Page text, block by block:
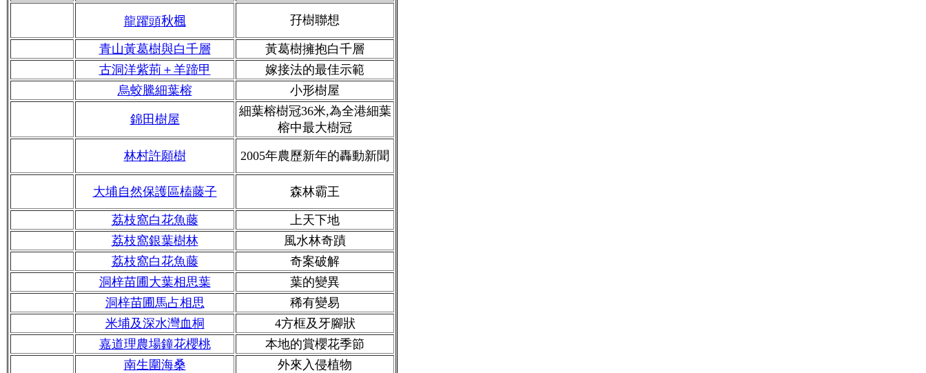
龍躍頭秋楓 孖樹聯想
青山黃葛樹與白千層
黃葛樹擁抱白千層
古洞洋紫荊＋羊蹄甲
嫁接法的最佳示範
烏蛟騰細葉榕
小形樹屋
錦田樹屋
細葉榕樹冠36米,為全港細葉
榕中最大樹冠
林村許願樹 2005年農歷新年的轟動新聞
大埔自然保護區榼藤子 森林霸王
荔枝窩白花魚藤
上天下地
荔枝窩銀葉樹林
風水林奇蹟
荔枝窩白花魚藤
奇案破解
洞梓苗圃大葉相思葉
葉的變異
洞梓苗圃馬占相思
稀有變易
米埔及深水灣血桐
4方框及牙腳狀
嘉道理農場鐘花櫻桃
本地的賞櫻花季節
南生圍海桑
外來入侵植物